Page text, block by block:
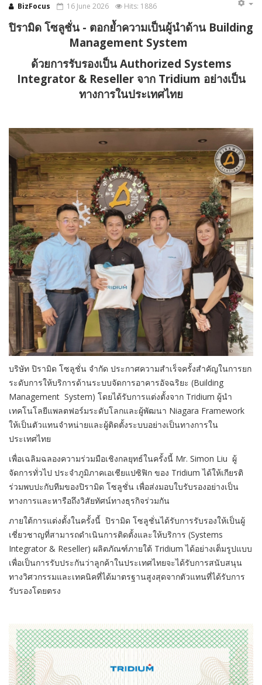
BizFocus 16 June 2026 Hits: 1886
ปิรามิด โซลูชั่น - ตอกย้ำความเป็นผู้นำด้าน Building
Management System
ด้วยการรับรองเป็น Authorized Systems
Integrator & Reseller จาก Tridium อย่างเป็น
ทางการในประเทศไทย
บริษัท ปิรามิด โซลูชั่น จำกัด ประกาศความสำเร็จครั้งสำคัญในการยก
ระดับการให้บริการด้านระบบจัดการอาคารอัจฉริยะ (Building
Management System) โดยได้รับการแต่งตั้งจาก Tridium ผู้นำ
เทคโนโลยีแพลตฟอร์มระดับโลกและผู้พัฒนา Niagara Framework
ให้เป็นตัวแทนจำหน่ายและผู้ติดตั้งระบบอย่างเป็นทางการใน
ประเทศไทย
เพื่อเฉลิมฉลองความร่วมมือเชิงกลยุทธ์ในครั้งนี้ Mr. Simon Liu ผู้
จัดการทั่วไป ประจำภูมิภาคเอเชียแปซิฟิก ของ Tridium ได้ให้เกียรติ
ร่วมพบปะกับทีมของปิรามิด โซลูชั่น เพื่อส่งมอบใบรับรองอย่างเป็น
ทางการและหารือถึงวิสัยทัศน์ทางธุรกิจร่วมกัน
ภายใต้การแต่งตั้งในครั้งนี้ ปิรามิด โซลูชั่นได้รับการรับรองให้เป็นผู้
เชี่ยวชาญที่สามารถดำเนินการติดตั้งและให้บริการ (Systems
Integrator & Reseller) ผลิตภัณฑ์ภายใต้ Tridium ได้อย่างเต็มรูปแบบ
เพื่อเป็นการรับประกันว่าลูกค้าในประเทศไทยจะได้รับการสนับสนุน
ทางวิศวกรรมและเทคนิคที่ได้มาตรฐานสูงสุดจากตัวแทนที่ได้รับการ
รับรองโดยตรง